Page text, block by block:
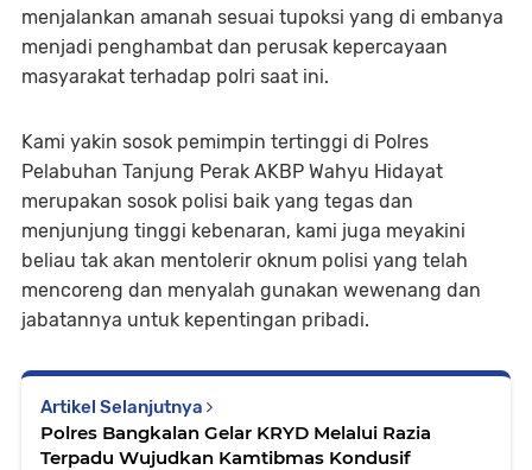
menjalankan amanah sesuai tupoksi yang di embanya
menjadi penghambat dan perusak kepercayaan
masyarakat terhadap polri saat ini.
Kami yakin sosok pemimpin tertinggi di Polres
Pelabuhan Tanjung Perak AKBP Wahyu Hidayat
merupakan sosok polisi baik yang tegas dan
menjunjung tinggi kebenaran, kami juga meyakini
beliau tak akan mentolerir oknum polisi yang telah
mencoreng dan menyalah gunakan wewenang dan
jabatannya untuk kepentingan pribadi.
Artikel Selanjutnya
Polres Bangkalan Gelar KRYD Melalui Razia
Terpadu Wujudkan Kamtibmas Kondusif